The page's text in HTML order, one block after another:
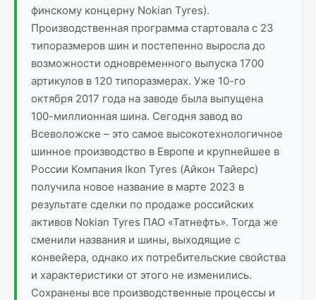
финскому концерну Nokian Tyres).
Производственная программа стартовала с 23
типоразмеров шин и постепенно выросла до
возможности одновременного выпуска 1700
артикулов в 120 типоразмерах. Уже 10-го
октября 2017 года на заводе была выпущена
100-миллионная шина. Сегодня завод во
Всеволожске – это самое высокотехнологичное
шинное производство в Европе и крупнейшее в
России Компания Ikon Tyres (Айкон Тайерс)
получила новое название в марте 2023 в
результате сделки по продаже российских
активов Nokian Tyres ПАО «Татнефть». Тогда же
сменили названия и шины, выходящие с
конвейера, однако их потребительские свойства
и характеристики от этого не изменились.
Сохранены все производственные процессы и